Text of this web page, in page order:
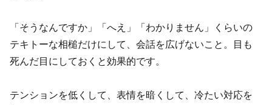
「そうなんですか」「へえ」「わかりません」くらいの
テキトーな相槌だけにして、会話を広げないこと。目も
死んだ目にしておくと効果的です。
テンションを低くして、表情を暗くして、冷たい対応を